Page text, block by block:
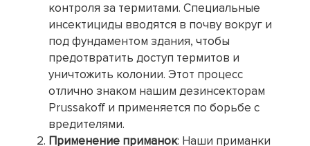
контроля за термитами. Специальные
инсектициды вводятся в почву вокруг и
под фундаментом здания, чтобы
предотвратить доступ термитов и
уничтожить колонии. Этот процесс
отлично знаком нашим дезинсекторам
Prussakoff и применяется по борьбе с
вредителями.
Применение приманок: Наши приманки